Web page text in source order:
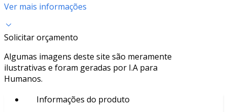
Ver mais informações
Solicitar orçamento
Algumas imagens deste site são meramente
ilustrativas e foram geradas por I.A para
Humanos.
Informações do produto